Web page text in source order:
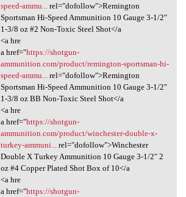
speed-ammu...rel="dofollow">Remington
Sportsman Hi-Speed Ammunition 10 Gauge 3-1/2″
1-3/8 oz #2 Non-Toxic Steel Shot</a
<a hre
a href="https://shotgun-
ammunition.com/product/remington-sportsman-hi-
speed-ammu...rel="dofollow">Remington
Sportsman Hi-Speed Ammunition 10 Gauge 3-1/2″
1-3/8 oz BB Non-Toxic Steel Shot</a
<a hre
a href="https://shotgun-
ammunition.com/product/winchester-double-x-
turkey-ammuni...rel="dofollow">Winchester
Double X Turkey Ammunition 10 Gauge 3-1/2″ 2
oz #4 Copper Plated Shot Box of 10</a
<a hre
a href="https://shotgun-